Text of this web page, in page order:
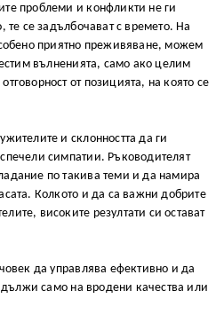
проблеми и конфликти не ги
те се задълбочават с времето. На
приятно преживяване, можем
вълненията, само ако целим
от позицията, на която се
и склонността да ги
симпатии. Ръководителят
по такива теми и да намира
Колкото и да са важни добрите
високите резултати си остават
да управлява ефективно и да
дължи само на вродени качества или